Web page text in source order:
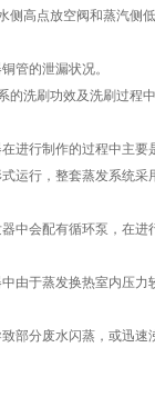
侧高点放空阀和蒸汽侧
管的泄漏状况。
的洗刷功效及洗刷过程
进行制作的过程中主
运行，整套蒸发系统
中会配有循环泵，在
由于蒸发换热室内压
部分废水闪蒸，或迅